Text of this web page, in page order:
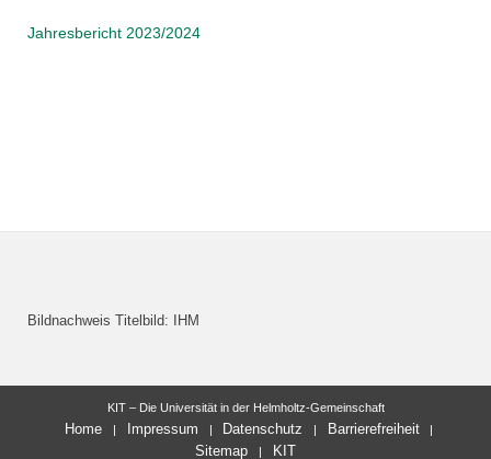
Jahresbericht 2023/2024
Bildnachweis Titelbild: IHM
KIT – Die Universität in der Helmholtz-Gemeinschaft
Home Impressum Datenschutz
Barrierefreiheit
Sitemap
KIT